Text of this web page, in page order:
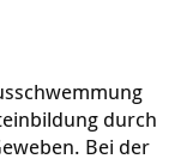
durch
Bei der